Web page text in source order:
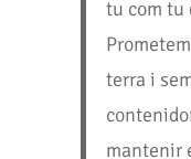
tu com tu
terra i
mantenir